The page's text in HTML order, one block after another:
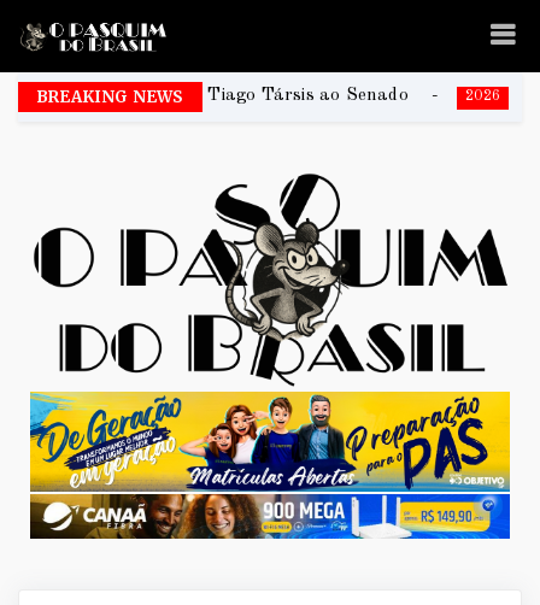
BREAKING NEWS
e Tiago Társis ao Senado 2026 João Rodrigues é um